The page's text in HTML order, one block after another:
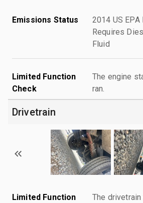
Emissions Status
2014 US EPA
Requires
Fluid
Limited Function
Check
The engine
ran.
Drivetrain
Limited Function
The drivetrain